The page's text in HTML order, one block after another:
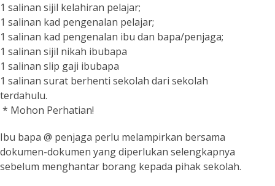
1 salinan sijil kelahiran pelajar;
1 salinan kad pengenalan pelajar;
1 salinan kad pengenalan ibu dan bapa/penjaga;
1 salinan sijil nikah ibubapa
1 salinan slip gaji ibubapa
1 salinan surat berhenti sekolah dari sekolah
terdahulu.
* Mohon Perhatian!
Ibu bapa @ penjaga perlu melampirkan bersama
dokumen-dokumen yang diperlukan selengkapnya
sebelum menghantar borang kepada pihak sekolah.